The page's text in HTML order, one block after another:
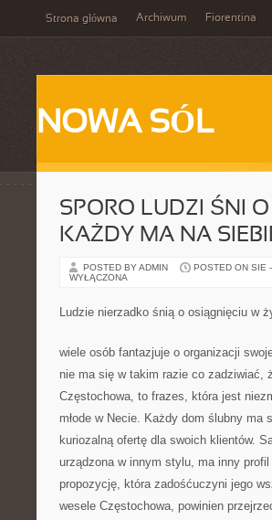
Strona główna Archiwum Fiorentina
NOWA SÓL
SPORO LUDZI ŚNI
KAŻDY MA NA
POSTED BY ADMIN POSTED ON SIE
WYŁĄCZONA
Ludzie nierzadko śnią o osiągnięciu w
wiele osób fantazjuje o organizacji
nie ma się w takim razie co zadziwiać,
Częstochowa, to frazes, która jest
młode w Necie. Każdy dom ślubny ma
kuriozalną ofertę dla swoich klientów.
urządzona w innym stylu, ma inny
propozycję, która zadośćuczyni jego
wesele Częstochowa, powinien